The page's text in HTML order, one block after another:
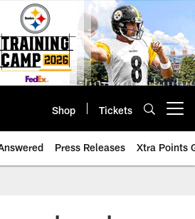
Shop Tickets
Press Releases Xtra Points